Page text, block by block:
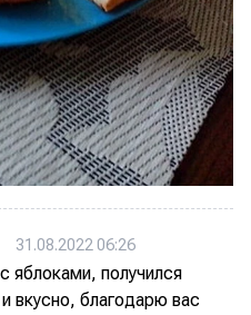
31.08.2022 06:26
яблоками, получился
вкусно, благодарю вас